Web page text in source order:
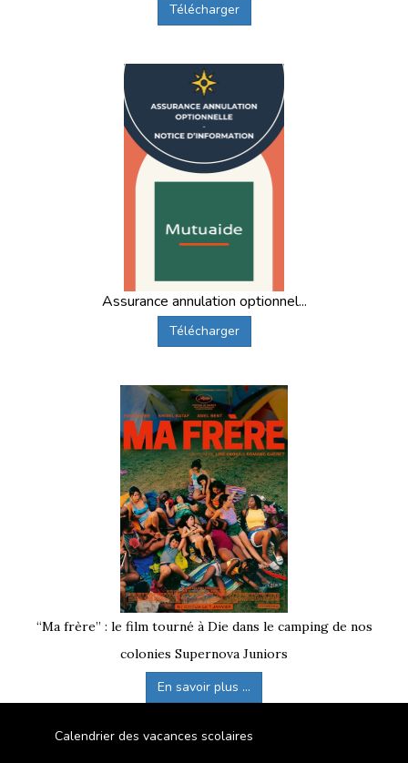
Télécharger
Assurance annulation optionnel...
Télécharger
“Ma frère” : le film tourné à Die dans le camping de nos
colonies Supernova Juniors
En savoir plus ...
Calendrier des vacances scolaires